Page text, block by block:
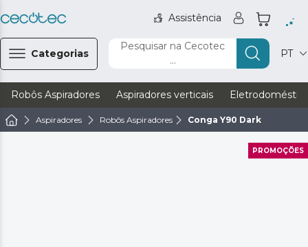
Assistência
Categorias
Pesquisar na Cecotec
...
PT
Robôs Aspiradores Aspiradores verticais
Aspiradores Robôs Aspiradores Conga Y90 Dark
PROMOÇÕES